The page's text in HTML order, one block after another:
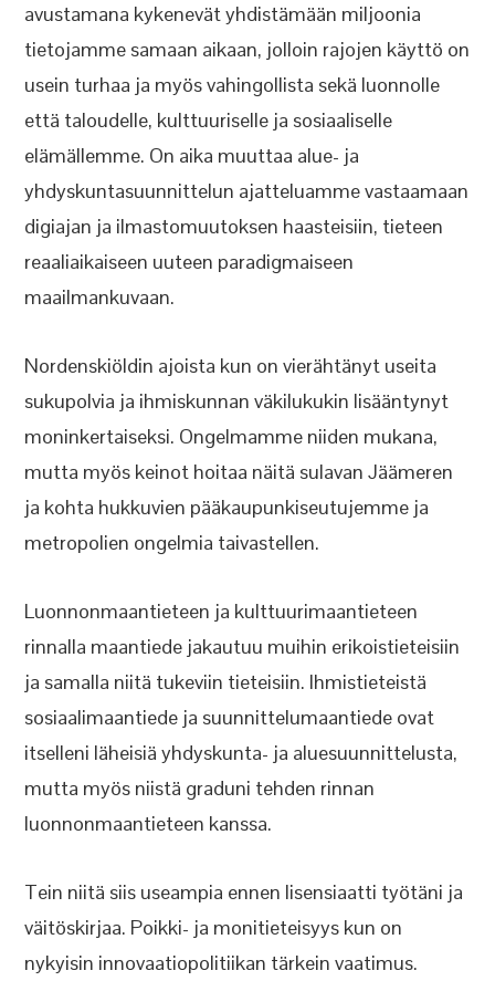
avustamana kykenevät yhdistämään miljoonia
tietojamme samaan aikaan, jolloin rajojen käyttö on
usein turhaa ja myös vahingollista sekä luonnolle
että taloudelle, kulttuuriselle ja sosiaaliselle
elämällemme. On aika muuttaa alue- ja
yhdyskuntasuunnittelun ajatteluamme vastaamaan
digiajan ja ilmastomuutoksen haasteisiin, tieteen
reaaliaikaiseen uuteen paradigmaiseen
maailmankuvaan.
Nordenskiöldin ajoista kun on vierähtänyt useita
sukupolvia ja ihmiskunnan väkilukukin lisääntynyt
moninkertaiseksi. Ongelmamme niiden mukana,
mutta myös keinot hoitaa näitä sulavan Jäämeren
ja kohta hukkuvien pääkaupunkiseutujemme ja
metropolien ongelmia taivastellen.
Luonnonmaantieteen ja kulttuurimaantieteen
rinnalla maantiede jakautuu muihin erikoistieteisiin
ja samalla niitä tukeviin tieteisiin. Ihmistieteistä
sosiaalimaantiede ja suunnittelumaantiede ovat
itselleni läheisiä yhdyskunta- ja aluesuunnittelusta,
mutta myös niistä graduni tehden rinnan
luonnonmaantieteen kanssa.
Tein niitä siis useampia ennen lisensiaatti työtäni ja
väitöskirjaa. Poikki- ja monitieteisyys kun on
nykyisin innovaatiopolitiikan tärkein vaatimus.